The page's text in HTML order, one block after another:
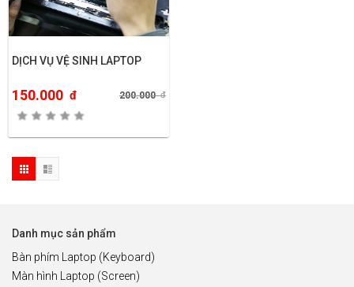
DỊCH VỤ VỆ SINH LAPTOP
150.000 đ 200.000đ
Danh mục sản phẩm
Bàn phím Laptop (Keyboard)
Màn hình Laptop (Screen)